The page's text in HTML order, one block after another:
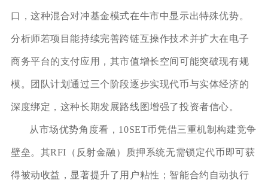
口，这种混合对冲基金模式在牛市中显示出特殊优势。
分析师若项目能持续完善跨链互操作技术并扩大在电子
商务平台的支付应用，其市值增长空间可能突破现有规
模。团队计划通过三个阶段逐步实现代币与实体经济的
深度绑定，这种长期发展路线图增强了投资者信心。
从市场优势角度看，10SET币凭借三重机制构建竞争
壁垒。其RFI（反射金融）质押系统无需锁定代币即可获
得被动收益，显著提升了用户粘性；智能合约自动执行